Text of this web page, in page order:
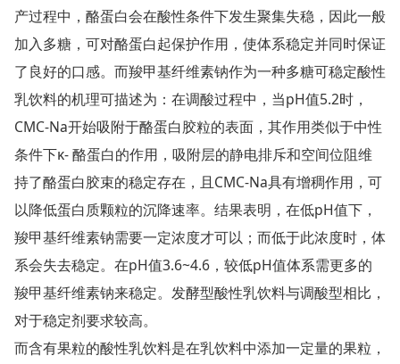
产过程中，酪蛋白会在酸性条件下发生聚集失稳，因此一般
加入多糖，可对酪蛋白起保护作用，使体系稳定并同时保证
了良好的口感。而羧甲基纤维素钠作为一种多糖可稳定酸性
乳饮料的机理可描述为：在调酸过程中，当pH值5.2时，
CMC-Na开始吸附于酪蛋白胶粒的表面，其作用类似于中性
条件下κ- 酪蛋白的作用，吸附层的静电排斥和空间位阻维
持了酪蛋白胶束的稳定存在，且CMC-Na具有增稠作用，可
以降低蛋白质颗粒的沉降速率。结果表明，在低pH值下，
羧甲基纤维素钠需要一定浓度才可以；而低于此浓度时，体
系会失去稳定。在pH值3.6~4.6，较低pH值体系需更多的
羧甲基纤维素钠来稳定。发酵型酸性乳饮料与调酸型相比，
对于稳定剂要求较高。
而含有果粒的酸性乳饮料是在乳饮料中添加一定量的果粒，